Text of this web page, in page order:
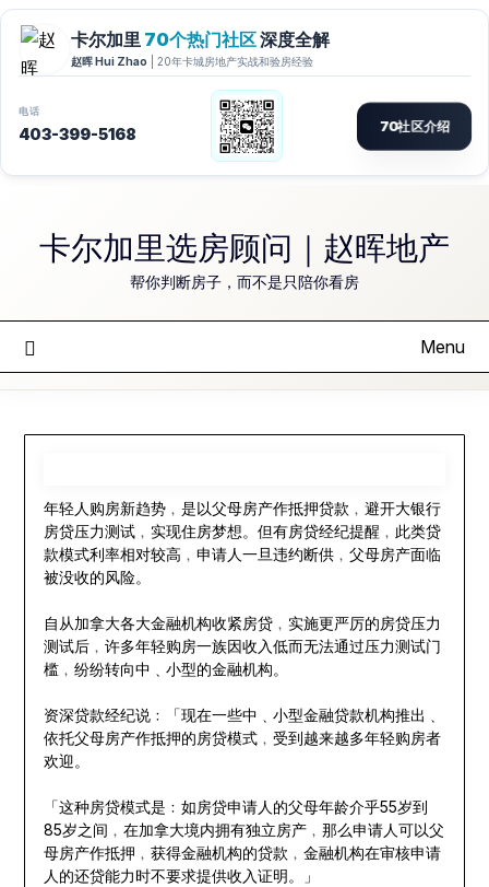
content卡尔加里选房顾问｜赵晖地产
帮你判断房子，而不是只陪你看房
Menu
年轻人购房新趋势﹐是以父母房产作抵押贷款﹐避开大银行
房贷压力测试﹐实现住房梦想。但有房贷经纪提醒﹐此类贷
款模式利率相对较高﹐申请人一旦违约断供﹐父母房产面临
被没收的风险。
自从加拿大各大金融机构收紧房贷﹐实施更严厉的房贷压力
测试后﹐许多年轻购房一族因收入低而无法通过压力测试门
槛﹐纷纷转向中﹑小型的金融机构。
资深贷款经纪说﹕「现在一些中﹑小型金融贷款机构推出﹑
依托父母房产作抵押的房贷模式﹐受到越来越多年轻购房者
欢迎。
「这种房贷模式是﹕如房贷申请人的父母年龄介乎55岁到
85岁之间﹐在加拿大境内拥有独立房产﹐那么申请人可以父
母房产作抵押﹐获得金融机构的贷款﹐金融机构在审核申请
人的还贷能力时不要求提供收入证明。」